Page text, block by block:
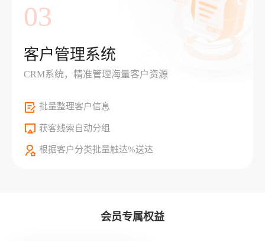
03
客户管理系统
CRM系统，精准管理海量客户资源
批量整理客户信息
获客线索自动分组
根据客户分类批量触达%送达
会员专属权益